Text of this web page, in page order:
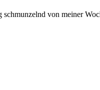
von meiner